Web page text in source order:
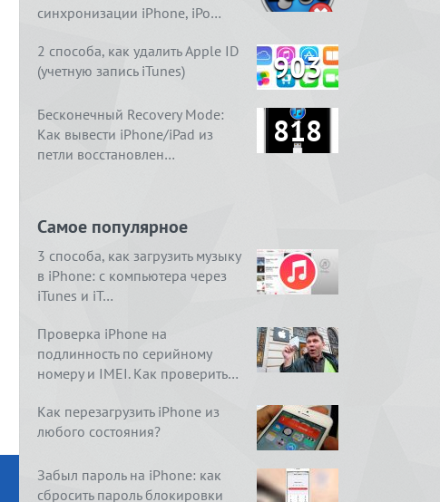
синхронизации iPhone, iPo…
2 способа, как удалить Apple ID
(учетную запись iTunes)
903
Бесконечный Recovery Mode:
Как вывести iPhone/iPad из
петли восстановлен…
818
Самое популярное
3 способа, как загрузить музыку
в iPhone: с компьютера через
iTunes и iT…
Проверка iPhone на
подлинность по серийному
номеру и IMEI. Как проверить…
Как перезагрузить iPhone из
любого состояния?
Забыл пароль на iPhone: как
сбросить пароль блокировки